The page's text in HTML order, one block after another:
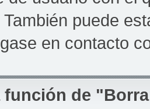
puede
en contacto
función de